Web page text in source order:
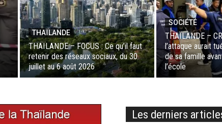
THAÏLANDE
THAÏLANDE – FOCUS : Ce qu’il faut
retenir des réseaux sociaux, du 30
juillet au 6 août 2026
SOCIÉTÉ
THAÏLANDE –
l’attaque aurait
de sa famille
l’école
Les derniers